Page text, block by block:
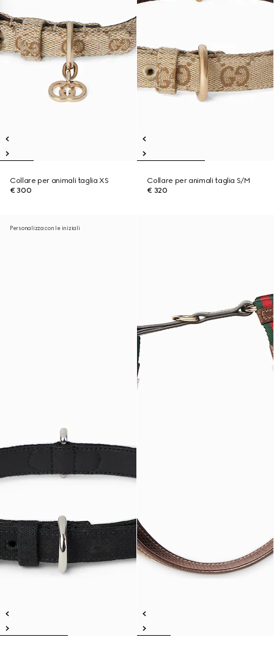
Collare per animali taglia XS
€ 300
Collare per animali taglia S/M
€ 320
Personalizza con le iniziali